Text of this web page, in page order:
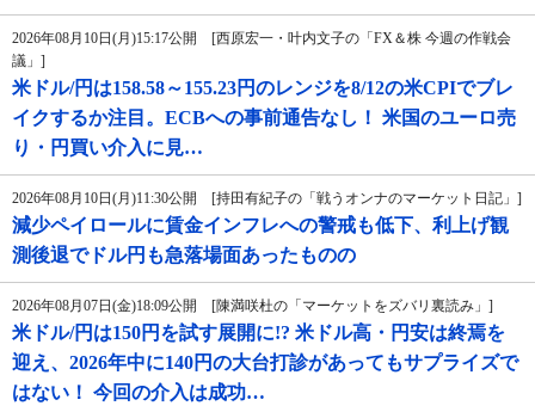
2026年08月10日(月)15:17公開 [西原宏一・叶内文子の「FX＆株 今週の作戦会
議」]
米ドル/円は158.58～155.23円のレンジを8/12の米CPIでブレ
イクするか注目。ECBへの事前通告なし！ 米国のユーロ売
り・円買い介入に見…
2026年08月10日(月)11:30公開 [持田有紀子の「戦うオンナのマーケット日記」]
減少ペイロールに賃金インフレへの警戒も低下、利上げ観
測後退でドル円も急落場面あったものの
2026年08月07日(金)18:09公開 [陳満咲杜の「マーケットをズバリ裏読み」]
米ドル/円は150円を試す展開に!? 米ドル高・円安は終焉を
迎え、2026年中に140円の大台打診があってもサプライズで
はない！ 今回の介入は成功…